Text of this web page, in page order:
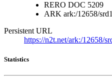
RERO DOC 5209
ARK ark:/12658/
Persistent URL
https://n2t.net/ark:/12658/
Statistics